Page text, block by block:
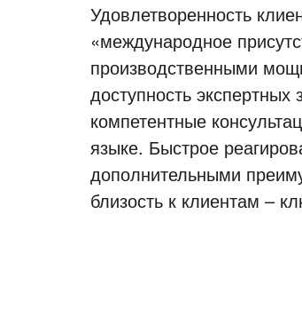
Удовлетворенность
«международное
производственными
доступность
компетентные
языке. Быстрое
дополнительными
близость к клиентам –